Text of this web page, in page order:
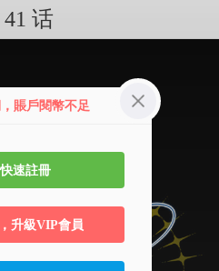
话
賬戶閱幣不足
速註冊
升級VIP會員